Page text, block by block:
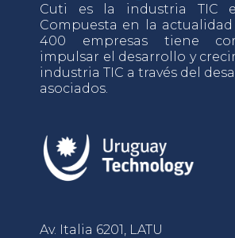
Cuti es la industria TIC
Compuesta en la
400 empresas tiene
impulsar el desarrollo y
industria TIC a través del
asociados.
Av. Italia 6201, LATU